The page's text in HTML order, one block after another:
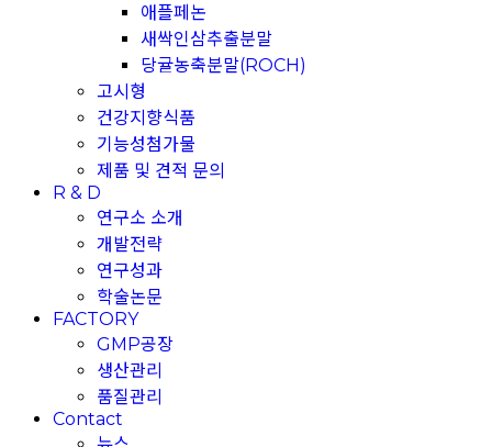
애플페논
새싹인삼추출분말
당귤농축분말(ROCH)
고시형
건강지향식품
기능성첨가물
제품 및 견적 문의
R & D
연구소 소개
개발전략
연구성과
학술논문
FACTORY
GMP공장
생산관리
품질관리
Contact